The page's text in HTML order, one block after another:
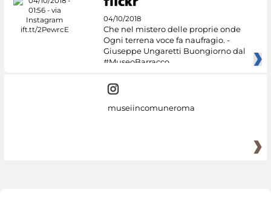
04/10/2018
Che nel mistero delle proprie onde
Ogni terrena voce fa naufragio. -
Giuseppe Ungaretti Buongiorno dal
#MuseoBarracco
museiincomuneroma